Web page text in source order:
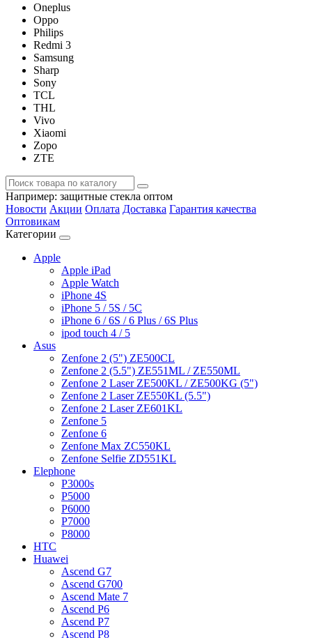
Oneplus
Oppo
Philips
Redmi 3
Samsung
Sharp
Sony
TCL
THL
Vivo
Xiaomi
Zopo
ZTE
Например: защитные стекла оптом
Новости Акции Оплата Доставка Гарантия качества
Оптовикам
Категории
Apple
Apple iPad
Apple Watch
iPhone 4S
iPhone 5 / 5S / 5C
iPhone 6 / 6S / 6 Plus / 6S Plus
ipod touch 4 / 5
Asus
Zenfone 2 (5") ZE500CL
Zenfone 2 (5.5") ZE551ML / ZE550ML
Zenfone 2 Laser ZE500KL / ZE500KG (5")
Zenfone 2 Laser ZE550KL (5.5")
Zenfone 2 Laser ZE601KL
Zenfone 5
Zenfone 6
Zenfone Max ZC550KL
Zenfone Selfie ZD551KL
Elephone
P3000s
P5000
P6000
P7000
P8000
HTC
Huawei
Ascend G7
Ascend G700
Ascend Mate 7
Ascend P6
Ascend P7
Ascend P8